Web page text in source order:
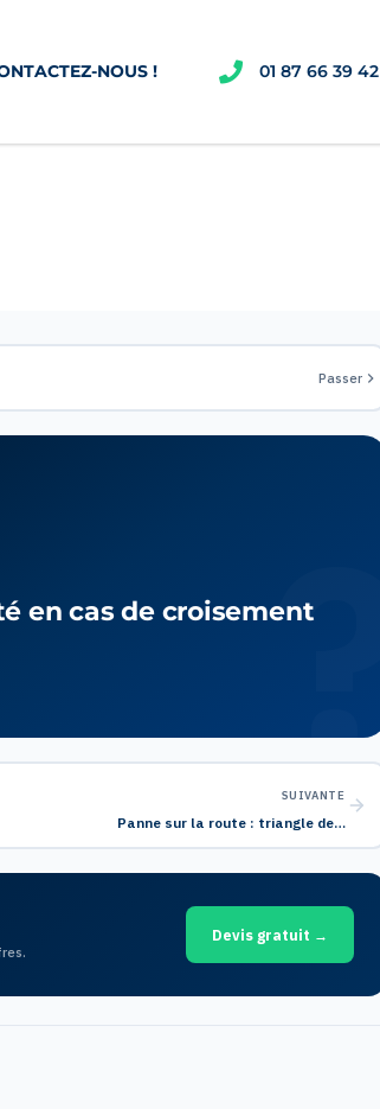
NOUS ! 01 87 66 39 42
Passer
en cas de croisement
SUIVANTE
Panne sur la route : triangle de…
Devis gratuit →